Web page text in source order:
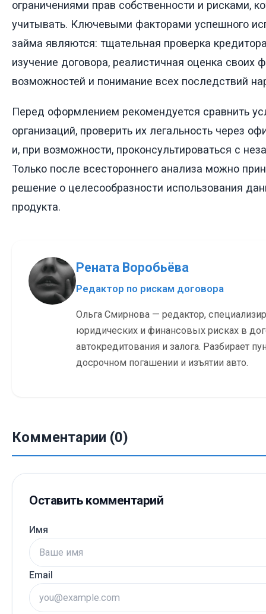
ограничениями прав собственности и рисками,
учитывать. Ключевыми факторами успешного
займа являются: тщательная проверка
изучение договора, реалистичная оценка своих
возможностей и понимание всех последствий
Перед оформлением рекомендуется сравнить
организаций, проверить их легальность через
и, при возможности, проконсультироваться с
Только после всестороннего анализа можно
решение о целесообразности использования
продукта.
Рената Воробьёва
Редактор по рискам договора
Ольга Смирнова — редактор,
юридических и финансовых рисках в
автокредитования и залога. Разбирает
досрочном погашении и изъятии авто.
Комментарии (0)
Оставить комментарий
Имя
Email